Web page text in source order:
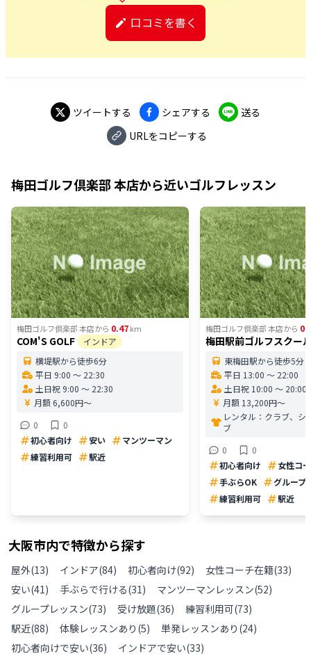
口コミを書く
ツイートする シェアする
送る
URLをコピーする
梅田ゴルフ倶楽部 本店から近いゴルフレッスン
梅田ゴルフ倶楽部 本店から 0.47km
COM'S GOLF
インドア
横堤駅から徒歩6分
平日 9:00 〜 22:30
土日祝 9:00 〜 22:30
月額 6,600円〜
0
0
初心者向け
安い
マンツーマン
練習利用可
駅近
梅田ゴルフ倶楽部 本店から
梅田駅前ゴルフスクー
東梅田駅から徒歩5分
平日 13:00 〜 22:00
土日祝 10:00 〜 20:00
月額 13,200円〜
レンタル： クラブ、シ
ブ
0
0
初心者向け
女性コ
手ぶらOK
グループ
練習利用可
駅近
大阪市内で特徴から探す
屋外(13) インドア(84) 初心者向け(92) 女性コーチ在籍(33)
安い(41) 手ぶらで行ける(31) マンツーマンレッスン(52)
グループレッスン(73) 受け放題(36) 練習利用可(73)
駅近(88) 体験レッスンあり (5) 単発レッスンあり (24)
初心者向けで安い(36) インドアで安い(33)